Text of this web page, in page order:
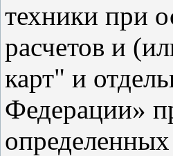
техники при
расчетов и
карт" и
Федерации»